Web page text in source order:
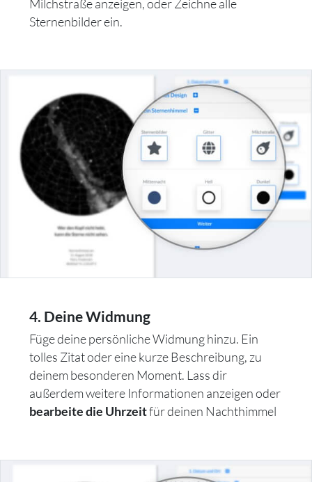
Milchstraße anzeigen, oder Zeichne alle
Sternenbilder ein.
4. Deine Widmung
Füge deine persönliche Widmung hinzu. Ein
tolles Zitat oder eine kurze Beschreibung, zu
deinem besonderen Moment. Lass dir
außerdem weitere Informationen anzeigen oder
bearbeite die Uhrzeitfür deinen Nachthimmel